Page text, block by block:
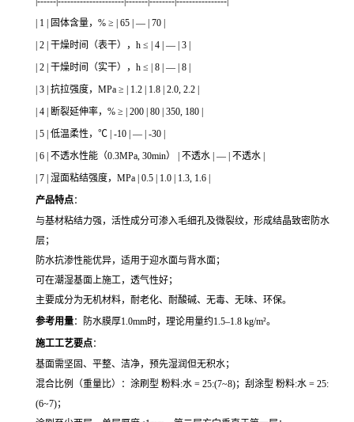
| 1 | 固体含量，% ≥ | 65 | — | 70 |
| 2 | 干燥时间（表干），h ≤ | 4 | — | 3 |
| 2 | 干燥时间（实干），h ≤ | 8 | — | 8 |
| 3 | 抗拉强度，MPa ≥ | 1.2 | 1.8 | 2.0, 2.2 |
| 4 | 断裂延伸率，% ≥ | 200 | 80 | 350, 180 |
| 5 | 低温柔性，℃ | -10 | — | -30 |
| 6 | 不透水性能（0.3MPa, 30min） | 不透水 | — | 不透水 |
| 7 | 湿面粘结强度，MPa | 0.5 | 1.0 | 1.3, 1.6 |
产品特点：
与基材粘结力强，活性成分可渗入毛细孔及微裂纹，形成结晶致密防水
层；
防水抗渗性能优异，适用于迎水面与背水面；
可在潮湿基面上施工，透气性好；
主要成分为无机材料，耐老化、耐酸碱、无毒、无味、环保。
参考用量：防水膜厚1.0mm时，理论用量约1.5–1.8 kg/m²。
施工工艺要点：
基面需坚固、平整、洁净，预先湿润但无积水；
混合比例（重量比）：涂刷型 粉料:水 = 25:(7~8)；刮涂型 粉料:水 = 25:
(6~7)；